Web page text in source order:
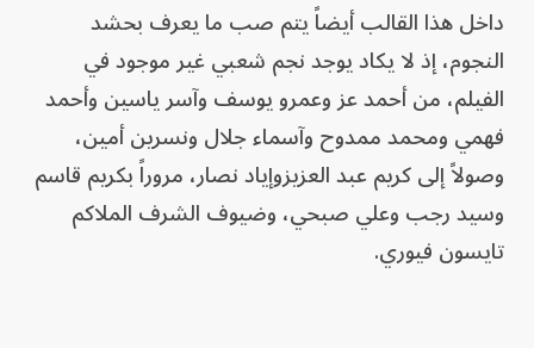
داخل هذا القالب أيضاً يتم صب ما يعرف بحشد
النجوم، إذ لا يكاد يوجد نجم شعبي غير موجود في
الفيلم، من أحمد عز وعمرو يوسف وآسر ياسين وأحمد
فهمي ومحمد ممدوح وآسماء جلال ونسرين أمين،
وصولاً إلى كريم عبد العزيزوإياد نصار، مروراً بكريم قاسم
وسيد رجب وعلي صبحي، وضيوف الشرف الملاكم
تايسون فيوري.